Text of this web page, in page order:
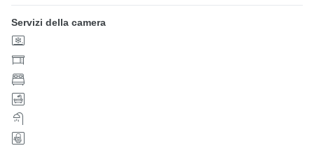
Servizi della camera